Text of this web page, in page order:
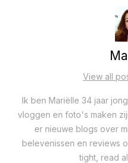
View all
Ik ben Mariëlle 34 jaar
vloggen en foto's maken
er nieuwe blogs over
belevenissen en reviews
tight, read